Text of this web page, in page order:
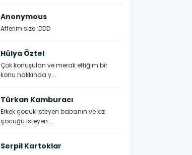
Anonymous
Afferim size :DDD
Hülya Öztel
Çok konuşulan ve merak ettiğim bir
konu hakkında y...
Türkan Kamburacı
Erkek çocuk isteyen babanın ve kız
çocuğu isteyen ...
Serpil Kartoklar